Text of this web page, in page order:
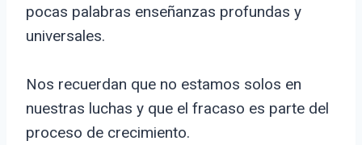
pocas palabras enseñanzas profundas y
universales.
Nos recuerdan que no estamos solos en
nuestras luchas y que el fracaso es parte del
proceso de crecimiento.